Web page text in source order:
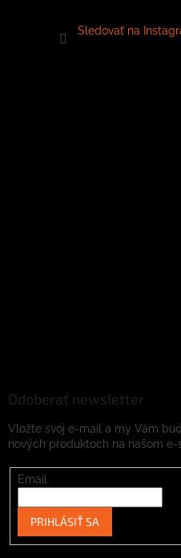
Sledovať na
Odoberať newsletter
Vložte svoj e-mail a my Vám
nových produktoch na našom e-
Email
PRIHLÁSIŤ SA